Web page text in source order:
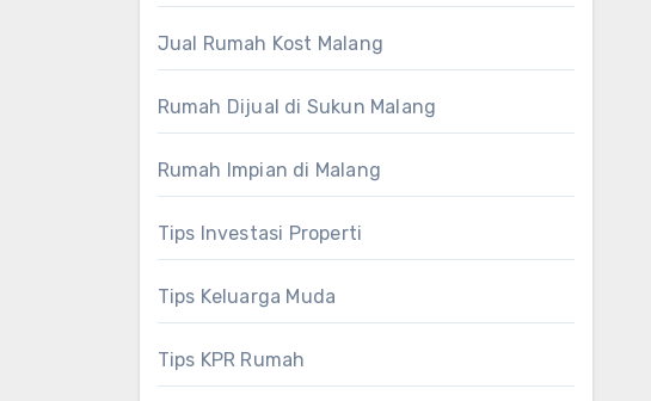
Jual Rumah Kost Malang
Rumah Dijual di Sukun Malang
Rumah Impian di Malang
Tips Investasi Properti
Tips Keluarga Muda
Tips KPR Rumah